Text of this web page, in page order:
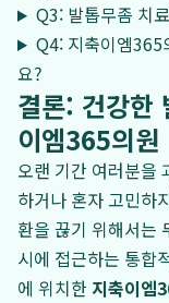
Q3: 발톱무좀 치
Q4: 지축이엠365
요?
결론: 건강한
이엠365의원
오랜 기간 여러분을
하거나 혼자 고민하
환을 끊기 위해서는
시에 접근하는 통합
에 위치한 지축이엠